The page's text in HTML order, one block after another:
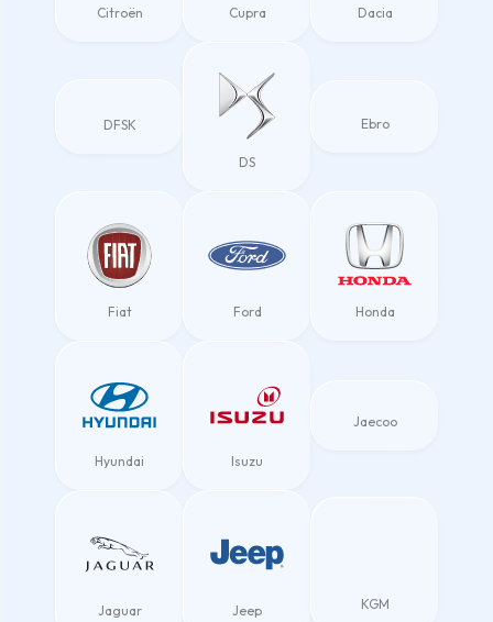
Citroën Cupra Dacia
DFSK
DS
Ebro
Fiat Ford Honda
Hyundai Isuzu
Jaecoo
Jaguar Jeep KGM